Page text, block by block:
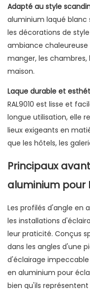
Adapté au style
aluminium laqué blanc
les décorations de
ambiance chaleureuse
manger, les chambres,
maison.
Laque durable et
RAL9010 est lisse et
longue utilisation, elle
lieux exigeants en
que les hôtels, les
Principaux
aluminium pour
Les profilés d'angle en
les installations
leur praticité. Conçus
dans les angles d'une
d'éclairage
en aluminium pour
bien qu'ils